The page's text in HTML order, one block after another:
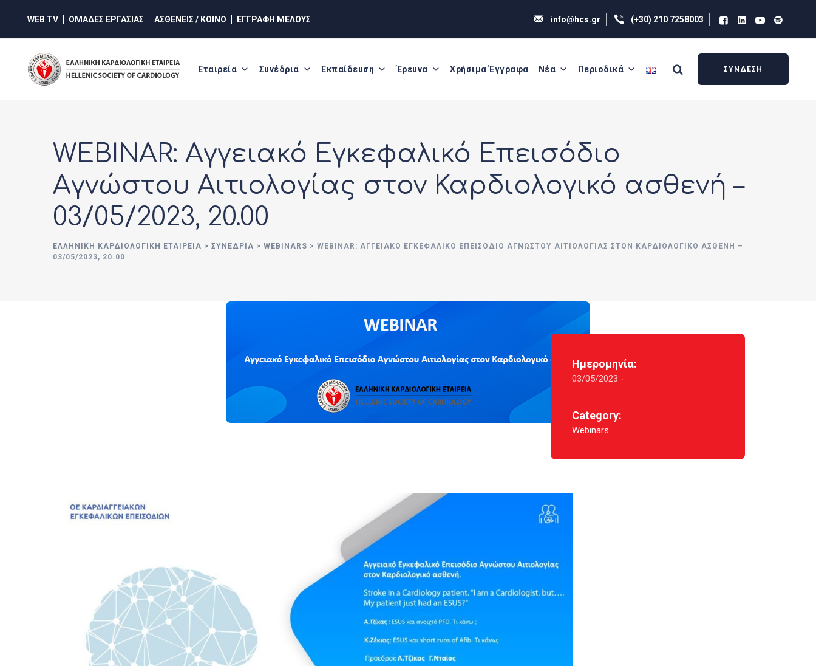
WEB TV ΟΜΑΔΕΣ ΕΡΓΑΣΙΑΣ ΑΣΘΕΝΕΙΣ / ΚΟΙΝΟ ΕΓΓΡΑΦΗ ΜΕΛΟΥΣ info@hcs.gr (+30) 210 7258003
Εταιρεία Συνέδρια Εκπαίδευση Έρευνα Χρήσιμα Έγγραφα Νέα Περιοδικά ΣΥΝΔΕΣΗ
WEBINAR: Αγγειακό Εγκεφαλικό Επεισόδιο
Αγνώστου Αιτιολογίας στον Καρδιολογικό ασθενή –
03/05/2023, 20.00
ΕΛΛΗΝΙΚΉ ΚΑΡΔΙΟΛΟΓΙΚΉ ΕΤΑΙΡΕΊΑ > ΣΥΝΈΔΡΙΑ > WEBINARS > WEBINAR: ΑΓΓΕΙΑΚΌ ΕΓΚΕΦΑΛΙΚΌ ΕΠΕΙΣΌΔΙΟ ΑΓΝΏΣΤΟΥ ΑΙΤΙΟΛΟΓΊΑΣ ΣΤΟΝ ΚΑΡΔΙΟΛΟΓΙΚΌ ΑΣΘΕΝΉ –
03/05/2023, 20.00
Ημερομηνία:
03/05/2023 -
Category:
Webinars